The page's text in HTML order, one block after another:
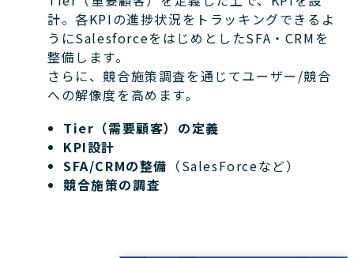
計。各KPIの進捗状況をトラッキングできるよ
うにSalesforceをはじめとしたSFA・CRMを
整備します。
さらに、競合施策調査を通じてユーザー/競合
への解像度を高めます。
Tier（需要顧客）の定義
KPI設計
SFA/CRMの整備 （SalesForceなど）
競合施策の調査